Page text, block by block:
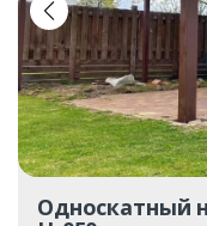
Односкатный